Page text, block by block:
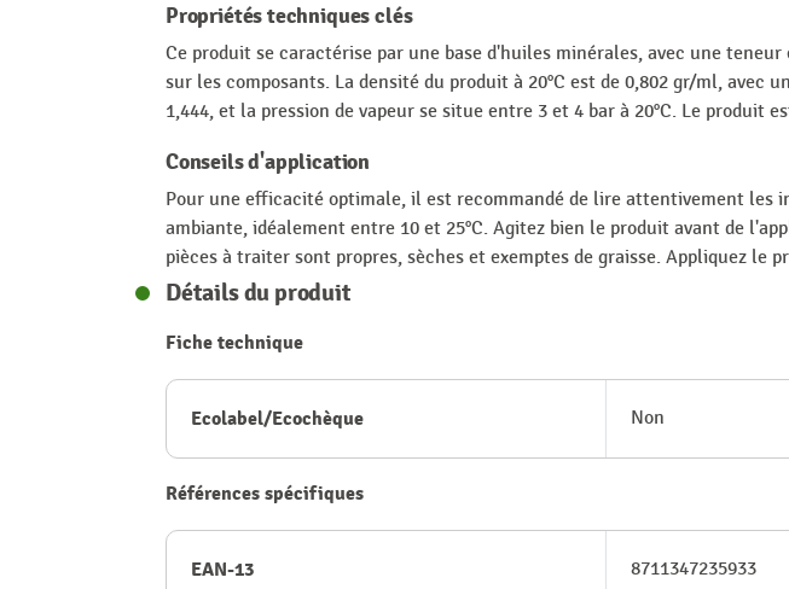
Propriétés techniques clés
Ce produit se caractérise par une base d'huiles minérales, avec une
sur les composants. La densité du produit à 20°C est de 0,802 gr/ml, avec
1,444, et la pression de vapeur se situe entre 3 et 4 bar à 20°C. Le
Conseils d'application
Pour une efficacité optimale, il est recommandé de lire attentivement
ambiante, idéalement entre 10 et 25°C. Agitez bien le produit avant de
pièces à traiter sont propres, sèches et exemptes de graisse. Appliquez
Détails du produit
Fiche technique
Ecolabel/Ecochèque Non
Références spécifiques
EAN-13 8711347235933